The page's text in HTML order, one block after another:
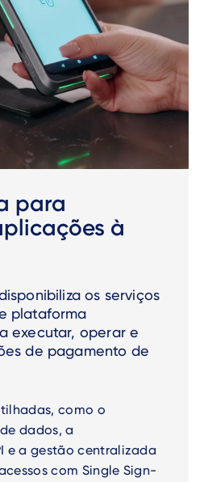
para
à
os serviços
plataforma
executar, operar e
de pagamento de
como o
dados, a
e a gestão centralizada
com Single Sign-